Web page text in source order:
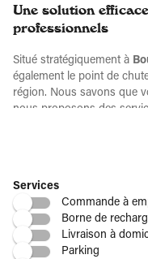
Services
Commande à
Borne de
Livraison à
Parking
Une solution
professionnels
Situé stratégiquement à
également le point de
région. Nous savons que
nous proposons des
Un cadre
discuter d'affaires
Des formules
tout en profitant d'une